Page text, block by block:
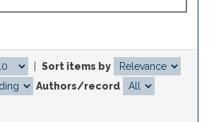
Sort items by
Authors/record